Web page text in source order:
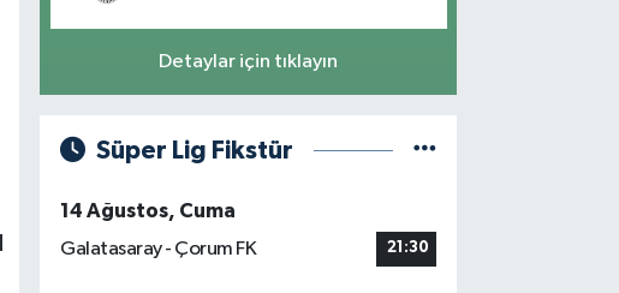
Detaylar için tıklayın
Süper Lig Fikstür
14 Ağustos, Cuma
Galatasaray - Çorum FK
21:30